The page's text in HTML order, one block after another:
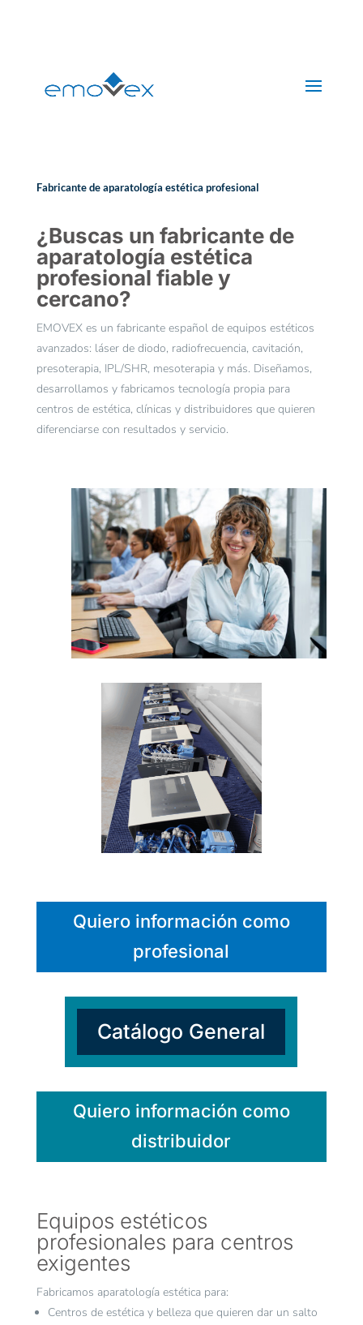
Fabricante de aparatología estética profesional
¿Buscas un fabricante de
aparatología estética
profesional fiable y
cercano?
EMOVEX es un fabricante español de equipos estéticos
avanzados: láser de diodo, radiofrecuencia, cavitación,
presoterapia, IPL/SHR, mesoterapia y más. Diseñamos,
desarrollamos y fabricamos tecnología propia para
centros de estética, clínicas y distribuidores que quieren
diferenciarse con resultados y servicio.
Quiero información como
profesional
Catálogo General
Quiero información como
distribuidor
Equipos estéticos
profesionales para centros
exigentes
Fabricamos aparatología estética para:
Centros de estética y belleza que quieren dar un salto